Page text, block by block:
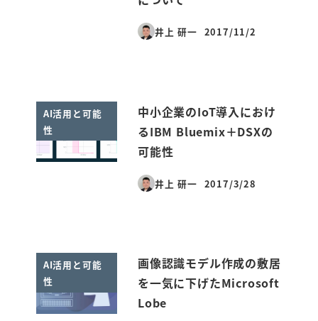
井上 研一
投稿日
2017/11/2
AI活用と可能
性
中小企業のIoT導入におけ
るIBM Bluemix＋DSXの
可能性
井上 研一
投稿日
2017/3/28
AI活用と可能
性
画像認識モデル作成の敷居
を一気に下げたMicrosoft
Lobe